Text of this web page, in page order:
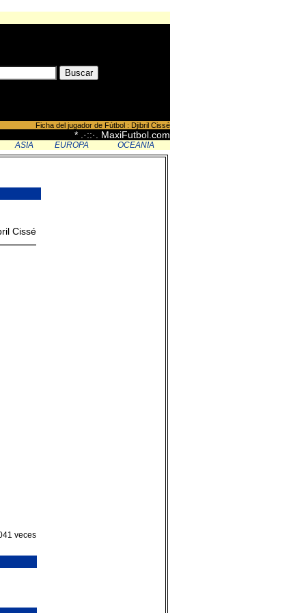
Ficha del jugador de Fútbol : Djibril Cissé
* .·::·. MaxiFutbol.com
ASIA EUROPA OCEANIA
Cissé
veces